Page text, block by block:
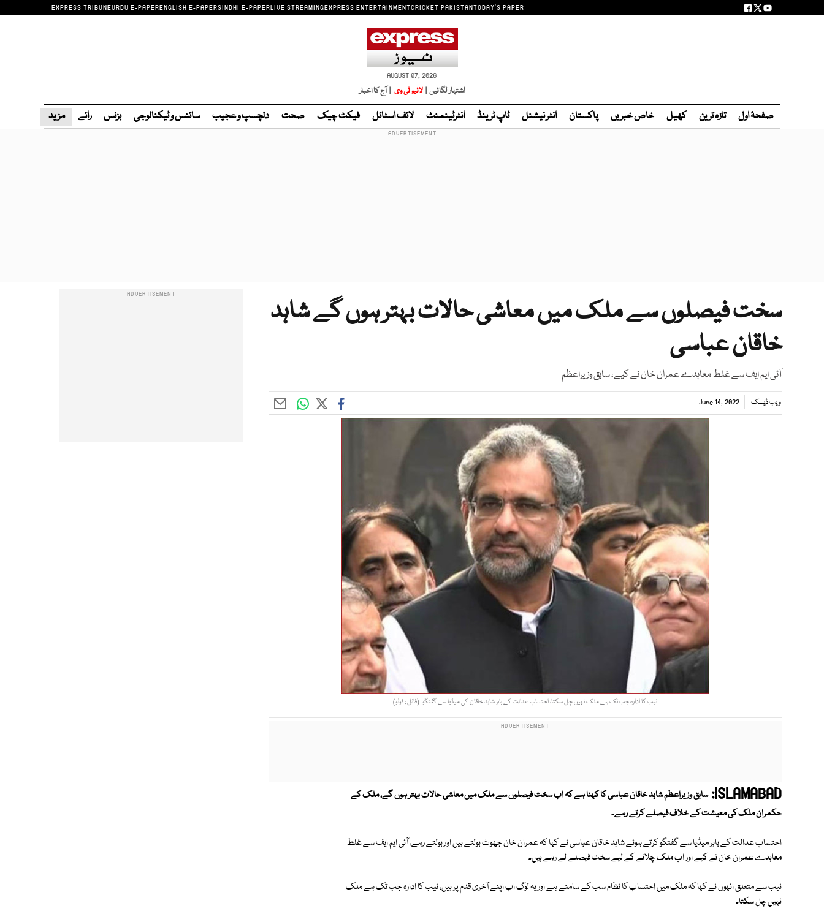
EXPRESS TRIBUNEURDU E-PAPERENGLISH E-PAPERSINDHI E-PAPERLIVE STREAMINGEXPRESS ENTERTAINMENTCRICKET PAKISTANTODAY'S PAPER
AUGUST 07, 2026
اشتہار لگائیں | لائیو ٹی وی | آج کا اخبار
صفحۂ اول تازہ ترین کھیل خاص خبریں پاکستان انٹر نیشنل ٹاپ ٹرینڈ انٹرٹینمنٹ لائف اسٹائل فیکٹ چیک صحت دلچسپ و عجیب سائنس و ٹیکنالوجی بزنس رائے مزید
سخت فیصلوں سے ملک میں معاشی حالات بہتر ہوں گے شاہد
خاقان عباسی
آئی ایم ایف سے غلط معاہدے عمران خان نے کیے، سابق وزیراعظم
ویب ڈیسک June 14, 2022
نیب کا ادارہ جب تک ہے ملک نہیں چل سکتا، احتساب عدالت کے باہر شاہد خاقان کی میڈیا سے گفتگو۔ (فائل : فوٹو)
ISLAMABAD: سابق وزیراعظم شاہد خاقان عباسی کا کہنا ہے کہ اب سخت فیصلوں سے ملک میں معاشی حالات بہتر ہوں گے، ملک کے
حکمران ملک کی معیشت کے خلاف فیصلے کرتے رہے۔
احتساب عدالت کے باہر میڈیا سے گفتگو کرتے ہوئے شاہد خاقان عباسی نے کہا کہ عمران خان جھوٹ بولتے ہیں اور بولتے رہے، آئی ایم ایف سے غلط
معاہدے عمران خان نے کیے اور اب ملک چلانے کے لیے سخت فیصلے لے رہے ہیں۔
نیب سے متعلق انہوں نے کہا کہ ملک میں احتساب کا نظام سب کے سامنے ہے اور یہ لوگ اب اپنے آخری قدم پر ہیں، نیب کا ادارہ جب تک ہے ملک
نہیں چل سکتا۔